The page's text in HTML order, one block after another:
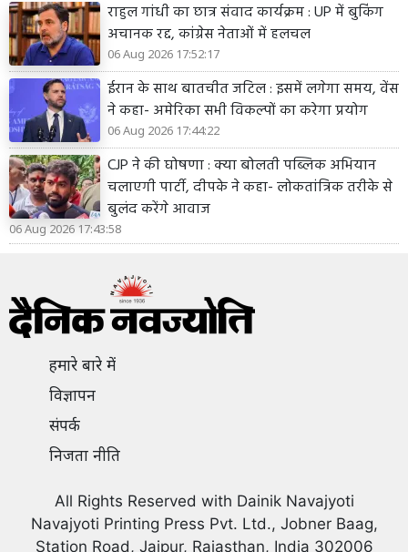
राहुल गांधी का छात्र संवाद कार्यक्रम : UP में बुकिंग
अचानक रद्द, कांग्रेस नेताओं में हलचल
06 Aug 2026 17:52:17
ईरान के साथ बातचीत जटिल : इसमें लगेगा समय, वेंस
ने कहा- अमेरिका सभी विकल्पों का करेगा प्रयोग
06 Aug 2026 17:44:22
CJP ने की घोषणा : क्या बोलती पब्लिक अभियान
चलाएगी पार्टी, दीपके ने कहा- लोकतांत्रिक तरीके से
बुलंद करेंगे आवाज
06 Aug 2026 17:43:58
हमारे बारे में
विज्ञापन
संपर्क
निजता नीति
All Rights Reserved with Dainik Navajyoti
Navajyoti Printing Press Pvt. Ltd., Jobner Baag,
Station Road, Jaipur, Rajasthan, India 302006